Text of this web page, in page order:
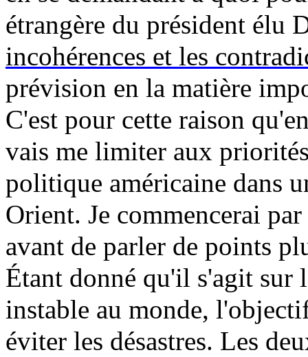
étrangère du président élu
incohérences et les
prévision en la matière
C'est pour cette raison
vais me limiter aux
politique américaine dans
Orient. Je commencerai
avant de parler de points
Étant donné qu'il s'agit sur
instable au monde,
éviter les désastres. Les